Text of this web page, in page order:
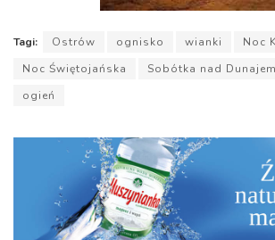
Tagi: Ostrów ognisko wianki
Noc
Noc Świętojańska
Sobótka nad Dunajem
ogień